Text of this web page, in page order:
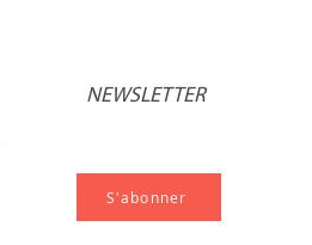
NEWSLETTER
S'abonner